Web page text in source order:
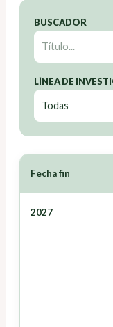
BUSCADOR
LÍNEA DE
Fecha fin
2027